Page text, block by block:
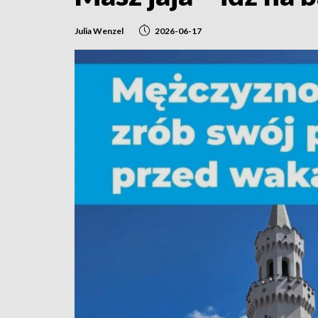
Julia Wenzel 2026-06-17